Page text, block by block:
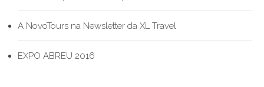
A NovoTours na Newsletter da XL Travel
EXPO ABREU 2016